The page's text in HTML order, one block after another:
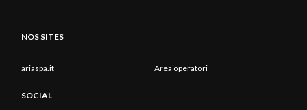
NOS SITES
ariaspa.it Area operatori
SOCIAL